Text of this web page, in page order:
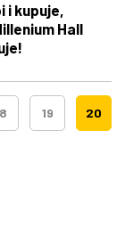
i kupuje,
Hall
19 20